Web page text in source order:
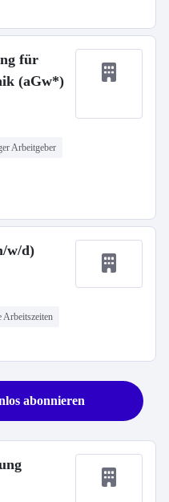
für
(aGw*)
Arbeitgeber
w/d)
Arbeitszeiten
abonnieren